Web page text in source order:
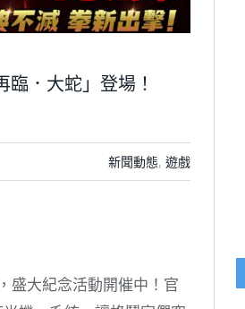
臨．大蛇」登場！
新聞動態, 遊戲
盛大紀念活動開催中！官